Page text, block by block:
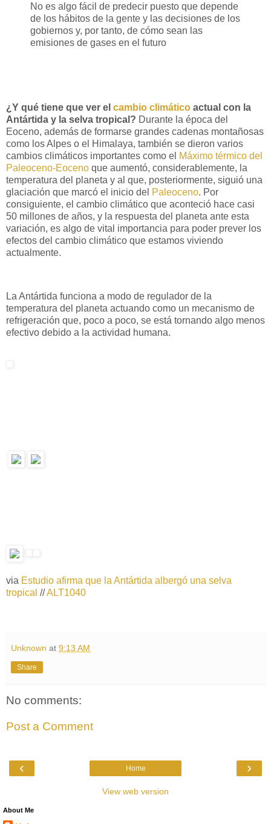
No es algo fácil de predecir puesto que depende
de los hábitos de la gente y las decisiones de los
gobiernos y, por tanto, de cómo sean las
emisiones de gases en el futuro
¿Y qué tiene que ver el cambio climático actual con la
Antártida y la selva tropical? Durante la época del
Eoceno, además de formarse grandes cadenas montañosas
como los Alpes o el Himalaya, también se dieron varios
cambios climáticos importantes como el Máximo térmico del
Paleoceno-Eoceno que aumentó, considerablemente, la
temperatura del planeta y al que, posteriormente, siguió una
glaciación que marcó el inicio del Paleoceno. Por
consiguiente, el cambio climático que aconteció hace casi
50 millones de años, y la respuesta del planeta ante esta
variación, es algo de vital importancia para poder prever los
efectos del cambio climático que estamos viviendo
actualmente.
La Antártida funciona a modo de regulador de la
temperatura del planeta actuando como un mecanismo de
refrigeración que, poco a poco, se está tornando algo menos
efectivo debido a la actividad humana.
via Estudio afirma que la Antártida albergó una selva
tropical //ALT1040
Unknown at 9:13 AM
Share
No comments:
Post a Comment
‹ ›
Home
View web version
About Me